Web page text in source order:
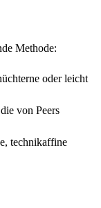
Methode:
oder leicht
von Peers
technikaffine